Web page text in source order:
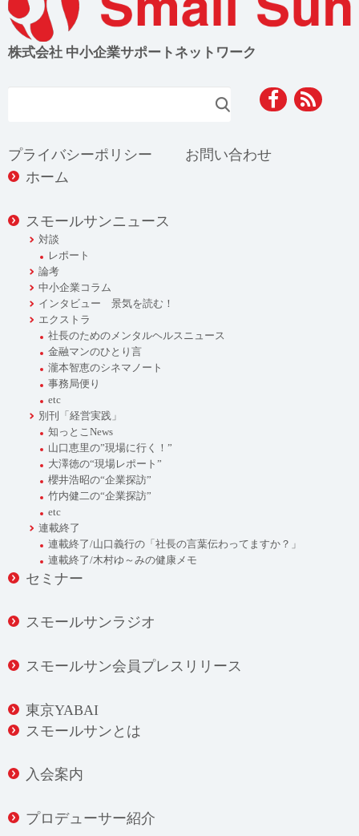
株式会社 中小企業サポートネットワーク
プライバシーポリシー
お問い合わせ
ホーム
スモールサンニュース
対談
レポート
論考
中小企業コラム
インタビュー 景気を読む！
エクストラ
社長のためのメンタルヘルスニュース
金融マンのひとり言
瀧本智恵のシネマノート
事務局便り
etc
別刊「経営実践」
知っとこNews
山口恵里の”現場に行く！”
大澤徳の“現場レポート”
櫻井浩昭の“企業探訪”
竹内健二の“企業探訪”
etc
連載終了
連載終了/山口義行の「社長の言葉伝わってますか？」
連載終了/木村ゆ～みの健康メモ
セミナー
スモールサンラジオ
スモールサン会員プレスリリース
東京YABAI
スモールサンとは
入会案内
プロデューサー紹介